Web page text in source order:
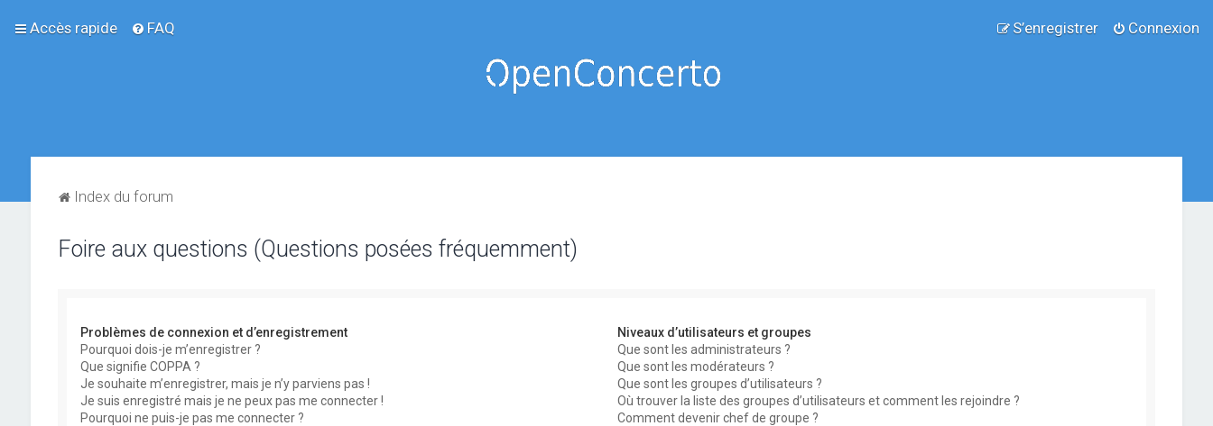
Accès rapide FAQ Connexion
S’enregistrer
Index du forum
Foire aux questions (Questions posées fréquemment)
Problèmes de connexion et d’enregistrement
Pourquoi dois-je m’enregistrer ?
Que signifie COPPA ?
Je souhaite m’enregistrer, mais je n’y parviens pas !
Je suis enregistré mais je ne peux pas me connecter !
Pourquoi ne puis-je pas me connecter ?
Niveaux d’utilisateurs et groupes
Que sont les administrateurs ?
Que sont les modérateurs ?
Que sont les groupes d’utilisateurs ?
Où trouver la liste des groupes d’utilisateurs et comment les rejoindre ?
Comment devenir chef de groupe ?